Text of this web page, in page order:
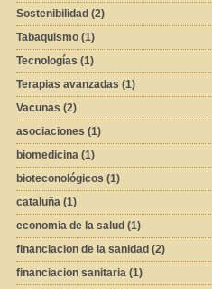
Sostenibilidad (2)
Tabaquismo (1)
Tecnologías (1)
Terapias avanzadas (1)
Vacunas (2)
asociaciones (1)
biomedicina (1)
bioteconológicos (1)
cataluña (1)
economia de la salud (1)
financiacion de la sanidad (2)
financiacion sanitaria (1)